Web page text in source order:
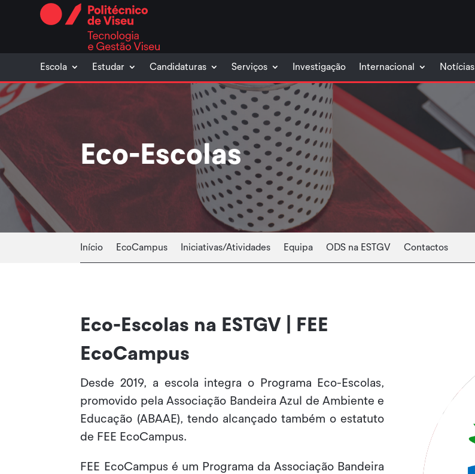
Escola Estudar Candidaturas Serviços Investigação Internacional Notícias
Eco-Escolas
Início EcoCampus Iniciativas/Atividades Equipa ODS na ESTGV Contactos
Eco-Escolas na ESTGV | FEE
EcoCampus
Desde 2019, a escola integra o Programa Eco-Escolas,
promovido pela Associação Bandeira Azul de Ambiente e
Educação (ABAAE), tendo alcançado também o estatuto
de FEE EcoCampus.
FEE EcoCampus é um Programa da Associação Bandeira